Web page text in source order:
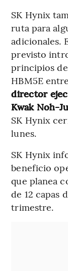
SK Hynix
ruta para
adicionales.
previsto
principios
HBM5E
director
Kwak Noh-
SK Hynix
lunes.
SK Hynix
beneficio
que planea
de 12 capas
trimestre.